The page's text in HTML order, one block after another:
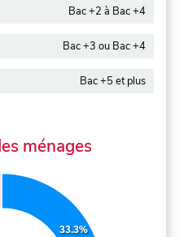
Bac +2 à Bac +4
Bac +3 ou Bac +4
Bac +5 et plus
ménages
33.3%